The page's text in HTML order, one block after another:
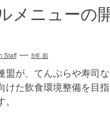
メニューの
Staff 5年 前
盟が、てんぷらや寿司
けた飲食環境整備を目